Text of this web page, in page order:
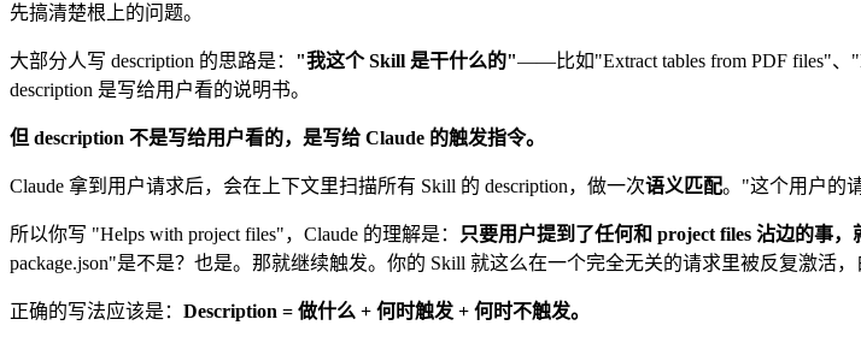
先搞清楚根上的问题。
大部分人写 description 的思路是： "我这个 Skill 是干什么的"——比如"Extract tables from PDF files"、
description 是写给用户看的说明书。
但 description 不是写给用户看的，是写给 Claude 的触发指令。
Claude 拿到用户请求后，会在上下文里扫描所有 Skill 的 description，做一次语义匹配。"这个用户的
所以你写 "Helps with project files"，Claude 的理解是： 只要用户提到了任何和 project files 沾边的事，
package.json"是不是？也是。那就继续触发。你的 Skill 就这么在一个完全无关的请求里被反复激活，
正确的写法应该是： Description = 做什么 + 何时触发 + 何时不触发。